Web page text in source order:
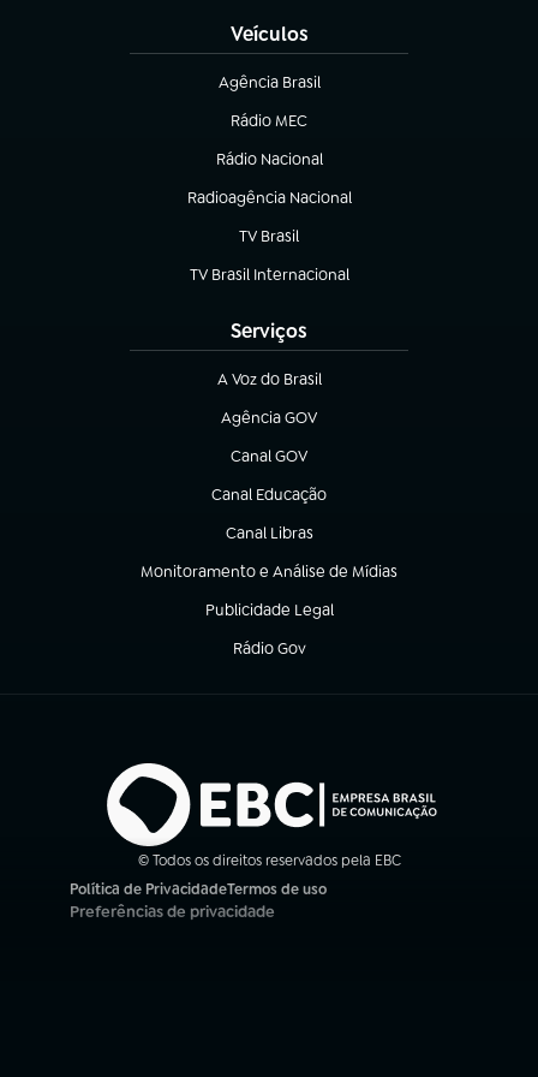
Veículos
Agência Brasil
(abre em nova aba)
Rádio MEC
Rádio Nacional
(abre em nova aba)
Radioagência Nacional
(abre em nova aba)
TV Brasil
(abre em nova aba)
TV Brasil Internacional
(abre em nova aba)
Serviços
A Voz do Brasil
(abre em nova aba)
Agência GOV
(abre em nova aba)
Canal GOV
(abre em nova aba)
Canal Educação
(abre em nova aba)
Canal Libras
(abre em nova aba)
Monitoramento e Análise de Mídias
(abre em nova aba)
Publicidade Legal
(abre em nova aba)
Rádio Gov
(abre em nova aba)
© Todos os direitos reservados pela EBC
Política de Privacidade
(abre em nova aba)
Termos de uso
(abre em nova aba)
Preferências de privacidade